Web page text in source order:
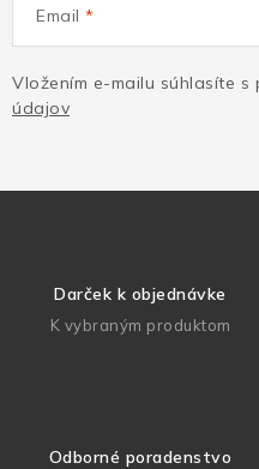
Email
Vložením e-mailu súhlasíte s
údajov
Darček k objednávke
K vybraným produktom
Odborné poradenstvo